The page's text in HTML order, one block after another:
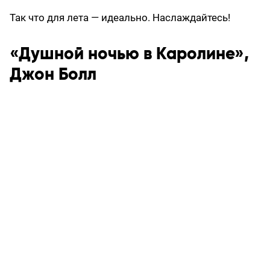
Так что для лета — идеально. Наслаждайтесь!
«Душной ночью в Каролине»,
Джон Болл